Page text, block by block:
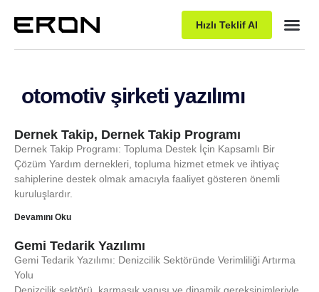
Hızlı Teklif Al
otomotiv şirketi yazılımı
Dernek Takip, Dernek Takip Programı
Dernek Takip Programı: Topluma Destek İçin Kapsamlı Bir
Çözüm Yardım dernekleri, topluma hizmet etmek ve ihtiyaç
sahiplerine destek olmak amacıyla faaliyet gösteren önemli
kuruluşlardır.
Devamını Oku
Gemi Tedarik Yazılımı
Gemi Tedarik Yazılımı: Denizcilik Sektöründe Verimliliği Artırma
Yolu